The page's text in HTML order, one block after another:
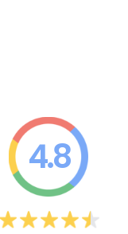
4.8